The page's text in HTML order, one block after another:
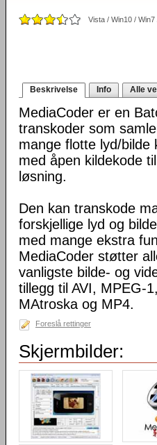
Vista / Win10 / Win7
Beskrivelse Info Alle
MediaCoder er en
transkoder som
mange flotte lyd/bilde
med åpen kildekode
løsning.
Den kan transkode
forskjellige lyd og
med mange ekstra
MediaCoder støtter
vanligste bilde- og
tillegg til AVI, MPEG-
MAtroska og MP4.
Foreslå rettinger
Skjermbilder: